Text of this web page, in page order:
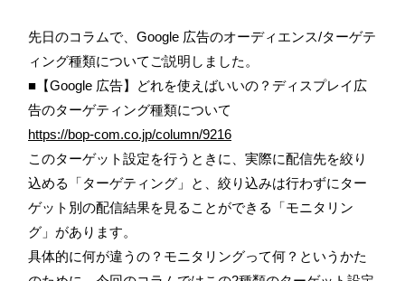
先日のコラムで、Google 広告のオーディエンス/ターゲテ
ィング種類についてご説明しました。
■【Google 広告】どれを使えばいいの？ディスプレイ広
告のターゲティング種類について
https://bop-com.co.jp/column/9216
このターゲット設定を行うときに、実際に配信先を絞り
込める「ターゲティング」と、絞り込みは行わずにター
ゲット別の配信結果を見ることができる「モニタリン
グ」があります。
具体的に何が違うの？モニタリングって何？というかた